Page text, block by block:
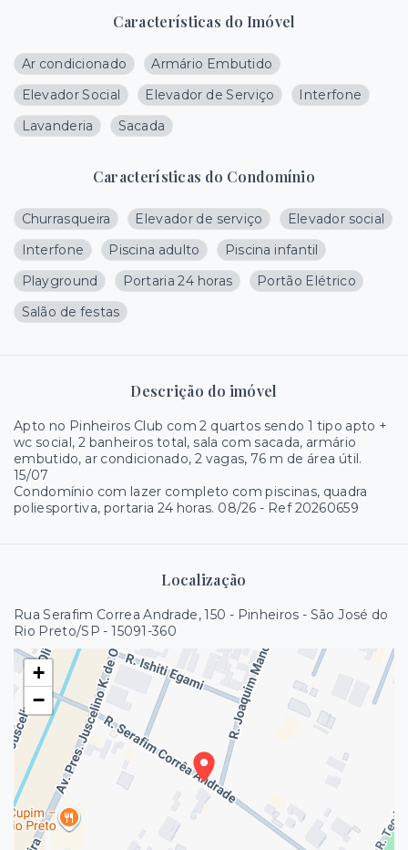
Características do Imóvel
Ar condicionado
Armário Embutido
Elevador Social
Elevador de Serviço
Interfone
Lavanderia
Sacada
Características do Condomínio
Churrasqueira Elevador de serviço
Elevador social
Interfone
Piscina adulto
Piscina infantil
Playground
Portaria 24 horas
Portão Elétrico
Salão de festas
Descrição do imóvel
Apto no Pinheiros Club com 2 quartos sendo 1 tipo apto +
wc social, 2 banheiros total, sala com sacada, armário
embutido, ar condicionado, 2 vagas, 76 m de área útil.
15/07
Condomínio com lazer completo com piscinas, quadra
poliesportiva, portaria 24 horas. 08/26 - Ref 20260659
Localização
Rua Serafim Correa Andrade, 150 - Pinheiros - São José do
Rio Preto/SP - 15091-360
+
−